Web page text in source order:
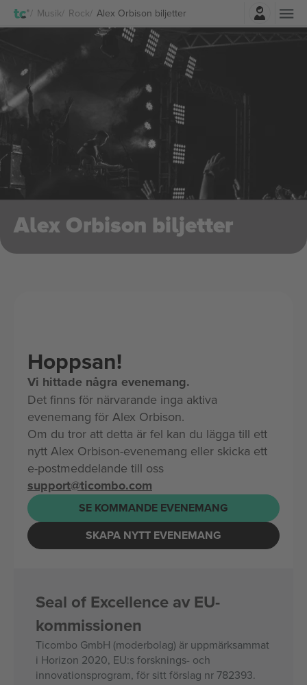
Musik Rock Alex Orbison biljetterLogga in
Alex Orbison biljetter
Hoppsan!
Vi hittade några evenemang.
Det finns för närvarande inga aktiva
evenemang för Alex Orbison.
Om du tror att detta är fel kan du lägga till ett
nytt Alex Orbison-evenemang eller skicka ett
e-postmeddelande till oss
support@ticombo.com
SE KOMMANDE EVENEMANG
SKAPA NYTT EVENEMANG
Seal of Excellence av EU-
kommissionen
Ticombo GmbH (moderbolag) är uppmärksammat
i Horizon 2020, EU:s forsknings- och
innovationsprogram, för sitt förslag nr 782393.